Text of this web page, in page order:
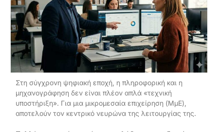
Στη σύγχρονη ψηφιακή εποχή, η πληροφορική και η
μηχανογράφηση δεν είναι πλέον απλά «τεχνική
υποστήριξη». Για μια μικρομεσαία επιχείρηση (ΜμΕ),
αποτελούν τον κεντρικό νευρώνα της λειτουργίας της.